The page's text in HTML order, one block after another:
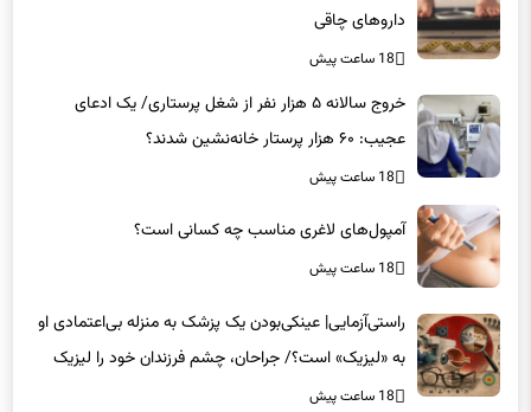
18 ساعت پیش
خروج سالانه ۵ هزار نفر از شغل پرستاری/ یک ادعای
عجیب: ۶۰ هزار پرستار خانه‌نشین شدند؟
18 ساعت پیش
18 ساعت پیش
به «لیزیک» است؟/ جراحان، چشم فرزندان خود را لیزیک
می‌کنند؟
18 ساعت پیش